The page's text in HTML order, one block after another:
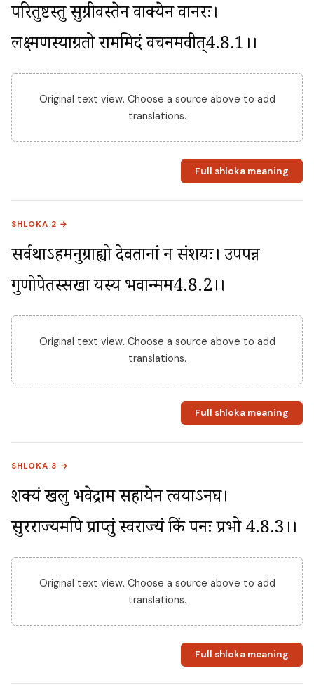
परितुष्टस्तु सुग्रीवस्तेन वाक्येन वानरः।
लक्ष्मणस्याग्रतो राममिदं वचनमब्रवीत्4.8.1।।
Original text view. Choose a source above to add
translations.
Full shloka meaning
SHLOKA 2 →
सर्वथाऽहमनुग्राह्यो देवतानां न संशयः। उपपन्न
गुणोपेतस्सखा यस्य भवान्मम4.8.2।।
Original text view. Choose a source above to add
translations.
Full shloka meaning
SHLOKA 3 →
शक्यं खलु भवेद्राम सहायेन त्वयाऽनघ।
सुरराज्यमपि प्राप्तुं स्वराज्यं किं पनः प्रभो 4.8.3।।
Original text view. Choose a source above to add
translations.
Full shloka meaning